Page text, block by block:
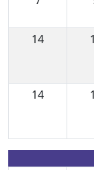
14
14